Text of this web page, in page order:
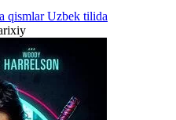
qismlar Uzbek tilida